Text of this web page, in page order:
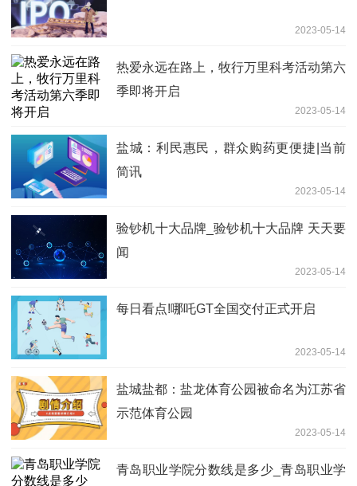
2023-05-14
热爱永远在路上，牧行万里科考活动第六
季即将开启
2023-05-14
盐城：利民惠民，群众购药更便捷|当前
简讯
2023-05-14
验钞机十大品牌_验钞机十大品牌 天天要
闻
2023-05-14
每日看点!哪吒GT全国交付正式开启
2023-05-14
盐城盐都：盐龙体育公园被命名为江苏省
示范体育公园
2023-05-14
青岛职业学院分数线是多少_青岛职业学